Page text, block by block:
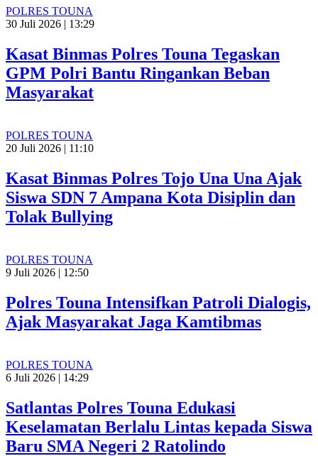
POLRES TOUNA
30 Juli 2026 | 13:29
Kasat Binmas Polres Touna Tegaskan
GPM Polri Bantu Ringankan Beban
Masyarakat
POLRES TOUNA
20 Juli 2026 | 11:10
Kasat Binmas Polres Tojo Una Una Ajak
Siswa SDN 7 Ampana Kota Disiplin dan
Tolak Bullying
POLRES TOUNA
9 Juli 2026 | 12:50
Polres Touna Intensifkan Patroli Dialogis,
Ajak Masyarakat Jaga Kamtibmas
POLRES TOUNA
6 Juli 2026 | 14:29
Satlantas Polres Touna Edukasi
Keselamatan Berlalu Lintas kepada Siswa
Baru SMA Negeri 2 Ratolindo